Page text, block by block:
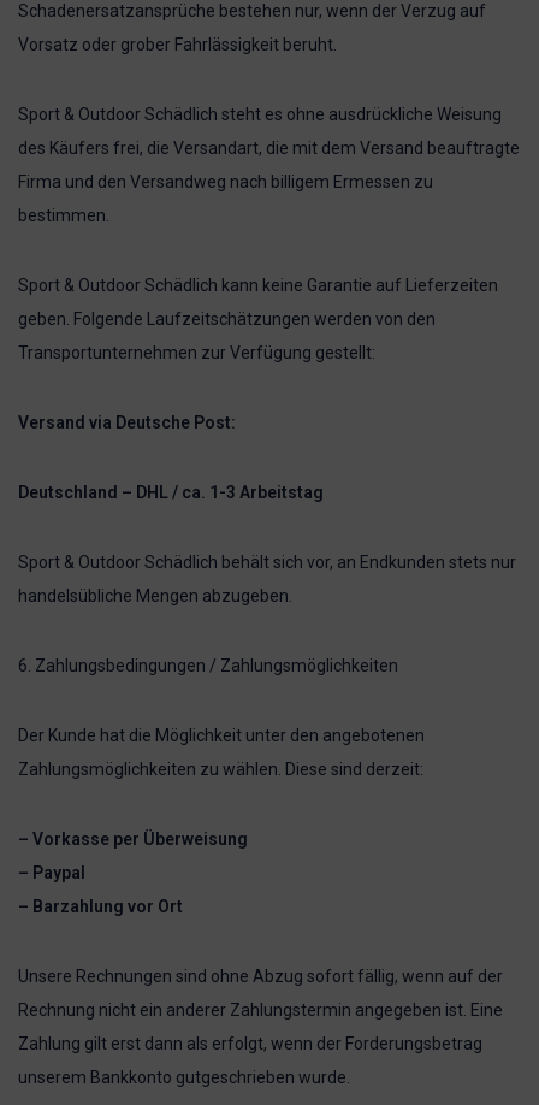
Schadenersatzansprüche bestehen nur, wenn der Verzug auf
Vorsatz oder grober Fahrlässigkeit beruht.
Sport & Outdoor Schädlich steht es ohne ausdrückliche Weisung
des Käufers frei, die Versandart, die mit dem Versand beauftragte
Firma und den Versandweg nach billigem Ermessen zu
bestimmen.
Sport & Outdoor Schädlich kann keine Garantie auf Lieferzeiten
geben. Folgende Laufzeitschätzungen werden von den
Transportunternehmen zur Verfügung gestellt:
Versand via Deutsche Post:
Deutschland – DHL / ca. 1-3 Arbeitstag
Sport & Outdoor Schädlich behält sich vor, an Endkunden stets nur
handelsübliche Mengen abzugeben.
6. Zahlungsbedingungen / Zahlungsmöglichkeiten
Der Kunde hat die Möglichkeit unter den angebotenen
Zahlungsmöglichkeiten zu wählen. Diese sind derzeit:
– Vorkasse per Überweisung
– Paypal
– Barzahlung vor Ort
Unsere Rechnungen sind ohne Abzug sofort fällig, wenn auf der
Rechnung nicht ein anderer Zahlungstermin angegeben ist. Eine
Zahlung gilt erst dann als erfolgt, wenn der Forderungsbetrag
unserem Bankkonto gutgeschrieben wurde.